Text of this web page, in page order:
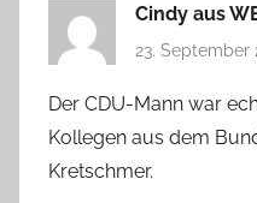
Cindy aus
23. September
Der CDU-Mann war
Kollegen aus dem
Kretschmer.